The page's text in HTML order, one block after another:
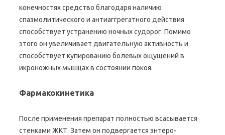
конечностях средство благодаря наличию
спазмолитического и антиаггрегатного действия
способствует устранению ночных судорог. Помимо
этого он увеличивает двигательную активность и
способствует купированию болевых ощущений в
икроножных мышцах в состоянии покоя.
Фармакокинетика
После применения препарат полностью всасывается
стенками ЖКТ. Затем он подвергается энтеро-